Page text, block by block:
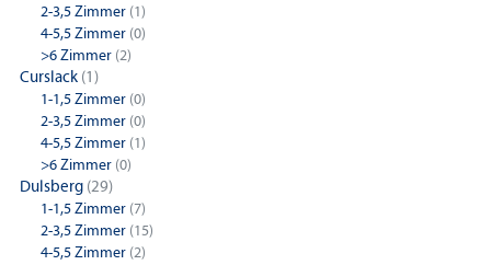
2-3,5 Zimmer (1)
4-5,5 Zimmer (0)
>6 Zimmer (2)
Curslack (1)
1-1,5 Zimmer (0)
2-3,5 Zimmer (0)
4-5,5 Zimmer (1)
>6 Zimmer (0)
Dulsberg (29)
1-1,5 Zimmer (7)
2-3,5 Zimmer (15)
4-5,5 Zimmer (2)